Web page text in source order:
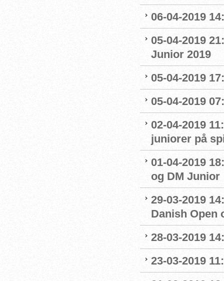
06-04-2019
05-04-2019
Junior 2019
05-04-2019
05-04-2019
02-04-2019
juniorer på
01-04-2019
og DM Junior
29-03-2019
Danish Open
28-03-2019
23-03-2019